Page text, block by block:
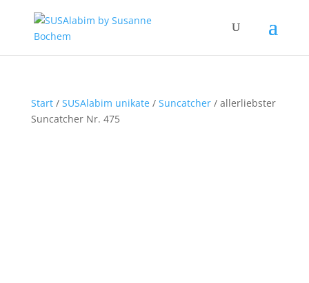
Start/ SUSAlabim unikate/ Suncatcher/ allerliebster
Suncatcher Nr. 475